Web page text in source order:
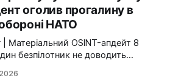
оголив прогалину в
НАТО
Матеріальний OSINT-апдейт 8